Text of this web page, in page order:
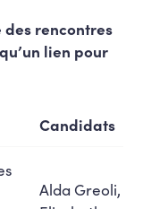
des rencontres
lien pour
Candidats
Alda Greoli,